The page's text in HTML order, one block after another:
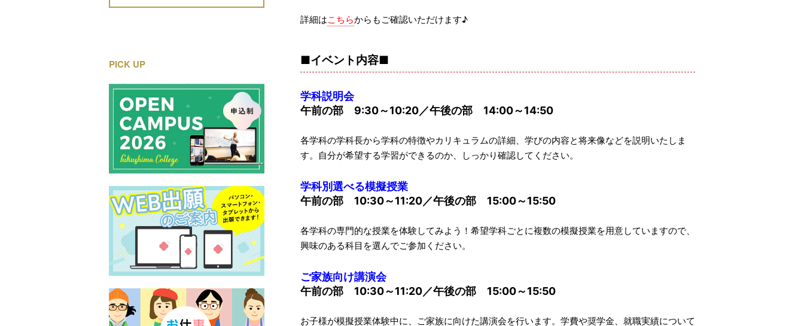
PICK UP
詳細はこちらからもご確認いただけます♪
■イベント内容■
学科説明会
午前の部
9:30～10:20／午後の部 14:00～14:50
各学科の学科長から学科の特徴やカリキュラムの詳細、学びの内容と将来像などを説明いたしま
す。自分が希望する学習ができるのか、しっかり確認してください。
学科別選べる模擬授業
午前の部
10:30～11:20／午後の部 15:00～15:50
各学科の専門的な授業を体験してみよう！希望学科ごとに複数の模擬授業を用意していますので、
興味のある科目を選んでご参加ください。
ご家族向け講演会
午前の部
10:30～11:20／午後の部 15:00～15:50
お子様が模擬授業体験中に、ご家族に向けた講演会を行います。学費や奨学金、就職実績について